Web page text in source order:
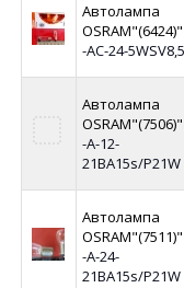
Автолампа
OSRAM"(6424)"
-АC-24-
Автолампа
OSRAM"(7506)"
-А-12-
21BA15s/P21W
Автолампа
OSRAM"(7511)"
-А-24-
21BA15s/P21W